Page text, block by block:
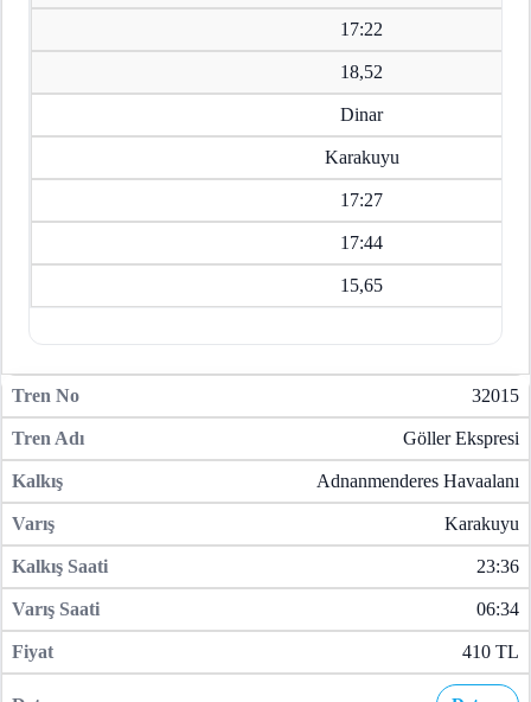
17:22
18,52
Dinar
Karakuyu
17:27
17:44
15,65
32015
Göller Ekspresi
Adnanmenderes Havaalanı
Karakuyu
23:36
06:34
410 TL